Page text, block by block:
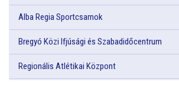
Alba Regia Sportcsarnok
Bregyó Közi Ifjúsági és Szabadidőcentrum
Regionális Atlétikai Központ